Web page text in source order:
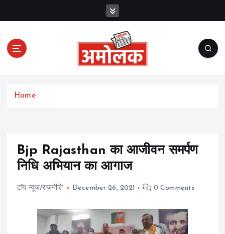
c
Amolak News
Home
Bjp Rajasthan का आजीवन समर्पण
निधि अभियान का आगाज
टॉप न्यूज/राजनीति December 26, 2021 0 Comments